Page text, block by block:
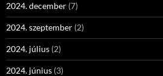
2024. december (7)
2024. szeptember (2)
2024. július (2)
2024. június (3)